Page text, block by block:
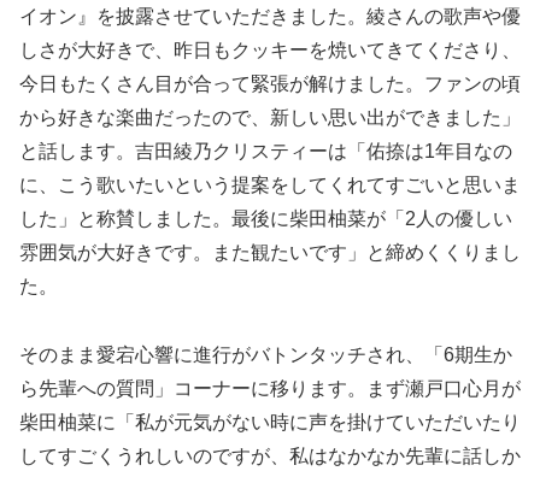
イオン』を披露させていただきました。綾さんの歌声や優
しさが大好きで、昨日もクッキーを焼いてきてくださり、
今日もたくさん目が合って緊張が解けました。ファンの頃
から好きな楽曲だったので、新しい思い出ができました」
と話します。吉田綾乃クリスティーは「佑捺は1年目なの
に、こう歌いたいという提案をしてくれてすごいと思いま
した」と称賛しました。最後に柴田柚菜が「2人の優しい
雰囲気が大好きです。また観たいです」と締めくくりまし
た。
そのまま愛宕心響に進行がバトンタッチされ、「6期生か
ら先輩への質問」コーナーに移ります。まず瀬戸口心月が
柴田柚菜に「私が元気がない時に声を掛けていただいたり
してすごくうれしいのですが、私はなかなか先輩に話しか